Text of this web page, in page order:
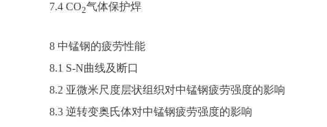
7.4 CO2气体保护焊
8 中锰钢的疲劳性能
8.1 S-N曲线及断口
8.2 亚微米尺度层状组织对中锰钢疲劳强度的影响
8.3 逆转变奥氏体对中锰钢疲劳强度的影响